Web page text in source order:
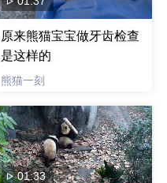
原来熊猫宝宝做牙齿检查
是这样的
熊猫一刻
01:33